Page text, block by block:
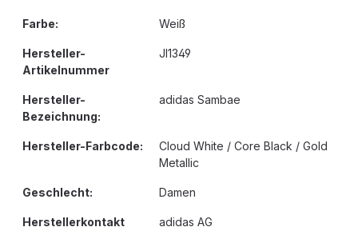
Farbe: Weiß
Hersteller-
Artikelnummer
JI1349
Hersteller-
Bezeichnung:
adidas Sambae
Hersteller-Farbcode:
Cloud White / Core Black / Gold
Metallic
Geschlecht: Damen
Herstellerkontakt
adidas AG